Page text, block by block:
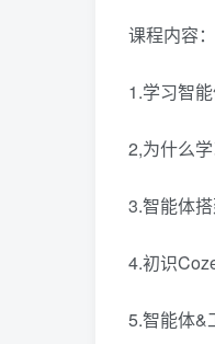
课程内容：
1.学习智
2,为什么
3.智能体
4.初识
5.智能体&